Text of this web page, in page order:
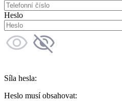
Heslo
Síla hesla:
Heslo musí obsahovat: